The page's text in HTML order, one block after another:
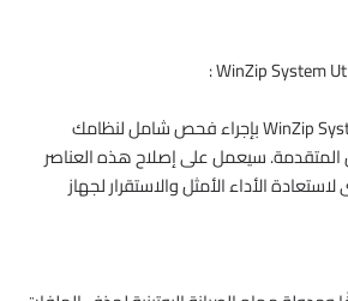
سيقوم WinZip System Utilities Suite بإجراء فحص شامل لنظامك
سيعمل على إصلاح هذه العناصر
الأداء الأمثل والاستقرار لجهاز